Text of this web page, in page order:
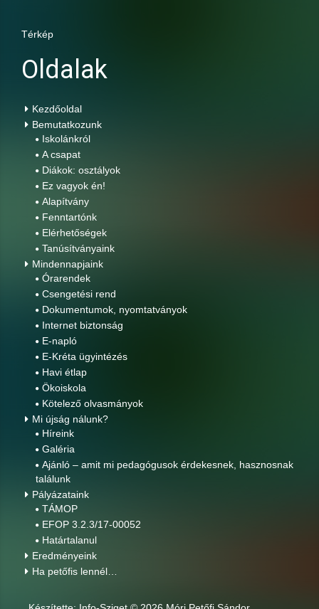
Térkép
Oldalak
Kezdőoldal
Bemutatkozunk
Iskolánkról
A csapat
Diákok: osztályok
Ez vagyok én!
Alapítvány
Fenntartónk
Elérhetőségek
Tanúsítványaink
Mindennapjaink
Órarendek
Csengetési rend
Dokumentumok, nyomtatványok
Internet biztonság
E-napló
E-Kréta ügyintézés
Havi étlap
Ökoiskola
Kötelező olvasmányok
Mi újság nálunk?
Híreink
Galéria
Ajánló – amit mi pedagógusok érdekesnek, hasznosnak
találunk
Pályázataink
TÁMOP
EFOP 3.2.3/17-00052
Határtalanul
Eredményeink
Ha petőfis lennél…